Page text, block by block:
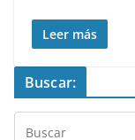
Leer más
Buscar: